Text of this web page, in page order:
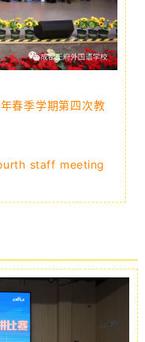
春季学期第四次教
staff meeting